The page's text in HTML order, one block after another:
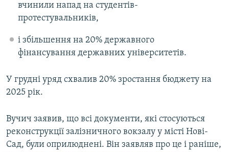
вчинили напад на студентів-
протестувальників,
і збільшення на 20% державного
фінансування державних університетів.
У грудні уряд схвалив 20% зростання бюджету на
2025 рік.
Вучич заявив, що всі документи, які стосуються
реконструкції залізничного вокзалу у місті Нові-
Сад, були оприлюднені. Він заявляв про це і раніше,